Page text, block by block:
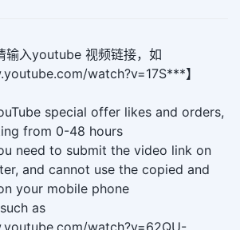
输入youtube 视频链接，如
watch?v=17S***】
special offer likes and orders,
from 0-48 hours
need to submit the video link on
and cannot use the copied and
your mobile phone
as